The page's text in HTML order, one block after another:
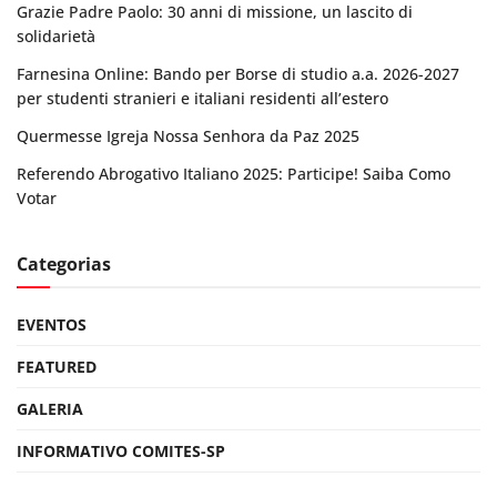
Grazie Padre Paolo: 30 anni di missione, un lascito di
solidarietà
Farnesina Online: Bando per Borse di studio a.a. 2026-2027
per studenti stranieri e italiani residenti all’estero
Quermesse Igreja Nossa Senhora da Paz 2025
Referendo Abrogativo Italiano 2025: Participe! Saiba Como
Votar
Categorias
EVENTOS
FEATURED
GALERIA
INFORMATIVO COMITES-SP